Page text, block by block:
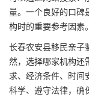
量。一个良好的口碑
构时的重要参考因素。
长春农安县移民亲子
然，选择哪家机构还
求、经济条件、时间
科学、遵守法律，确